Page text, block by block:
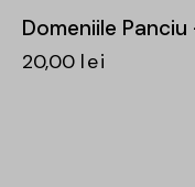
Domeniile
20,00 lei